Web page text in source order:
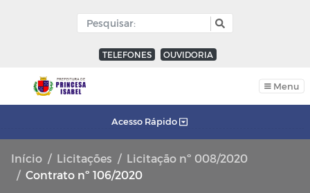
TELEFONES OUVIDORIA
Menu
Acesso Rápido
Início Licitações
Licitação nº 008/2020
Contrato nº 106/2020